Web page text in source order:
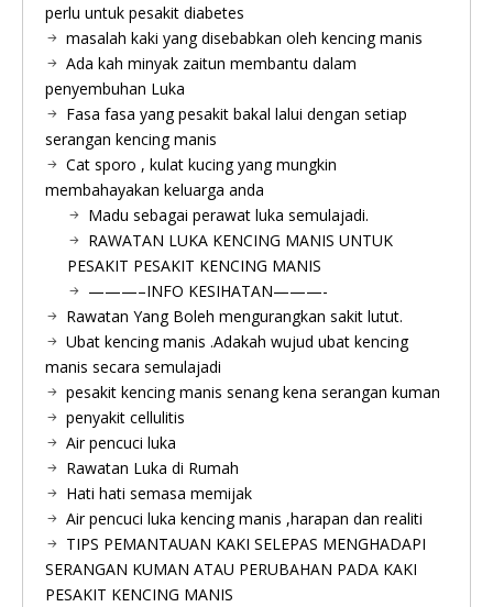
perlu untuk pesakit diabetes
masalah kaki yang disebabkan oleh kencing manis
Ada kah minyak zaitun membantu dalam
penyembuhan Luka
Fasa fasa yang pesakit bakal lalui dengan setiap
serangan kencing manis
Cat sporo , kulat kucing yang mungkin
membahayakan keluarga anda
Madu sebagai perawat luka semulajadi.
RAWATAN LUKA KENCING MANIS UNTUK
PESAKIT PESAKIT KENCING MANIS
———–INFO KESIHATAN———-
Rawatan Yang Boleh mengurangkan sakit lutut.
Ubat kencing manis .Adakah wujud ubat kencing
manis secara semulajadi
pesakit kencing manis senang kena serangan kuman
penyakit cellulitis
Air pencuci luka
Rawatan Luka di Rumah
Hati hati semasa memijak
Air pencuci luka kencing manis ,harapan dan realiti
TIPS PEMANTAUAN KAKI SELEPAS MENGHADAPI
SERANGAN KUMAN ATAU PERUBAHAN PADA KAKI
PESAKIT KENCING MANIS